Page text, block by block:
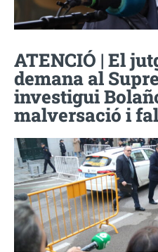
ATENCIÓ | El
demana al
investigui
malversació i